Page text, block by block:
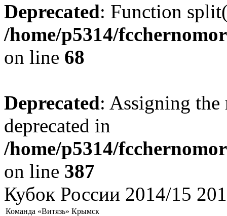
Deprecated: Function
/home/p5314/
on line 68
Deprecated: Assigning the
deprecated in
/home/p5314/
on line 387
Кубок России 2014/15
Команда «Витязь» Крымск